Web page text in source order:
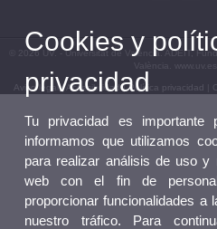
© 2026 UV. - Universitat de València. ADEIT,
València.
Aviso legal|Accesibilidad|Política privacidad
Cookies y
privacidad
Tu privacidad es
informamos que utilizamos
para realizar análisis de uso y
web con el fin de
proporcionar funcionalidades a
nuestro tráfico. Para